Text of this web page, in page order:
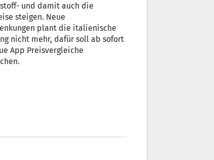
und damit auch die
steigen. Neue
plant die italienische
nicht mehr, dafür soll ab sofort
App Preisvergleiche